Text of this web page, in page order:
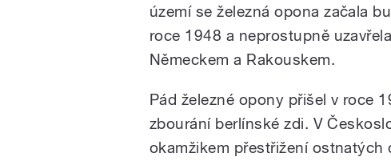
území se železná opona začala
roce 1948 a neprostupně
Německem a Rakouskem.
Pád železné opony přišel v roce
zbourání berlínské zdi. V
okamžikem přestřižení